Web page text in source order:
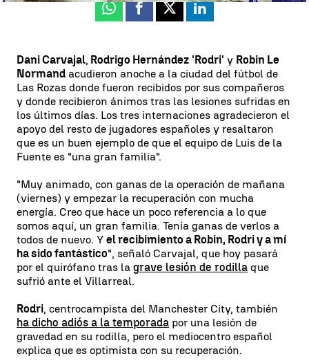
Whatsapp
Facebook
X Linkedin
Dani Carvajal, Rodrigo Hernández 'Rodri' y Robin Le
Normand acudieron anoche a la ciudad del fútbol de
Las Rozas donde fueron recibidos por sus compañeros
y donde recibieron ánimos tras las lesiones sufridas en
los últimos días. Los tres internaciones agradecieron el
apoyo del resto de jugadores españoles y resaltaron
que es un buen ejemplo de que el equipo de Luis de la
Fuente es "una gran familia".
"Muy animado, con ganas de la operación de mañana
(viernes) y empezar la recuperación con mucha
energía. Creo que hace un poco referencia a lo que
somos aquí, un gran familia. Tenía ganas de verlos a
todos de nuevo. Y el recibimiento a Robin, Rodri y a mí
ha sido fantástico", señaló Carvajal, que hoy pasará
por el quirófano tras la grave lesión de rodilla que
sufrió ante el Villarreal.
Rodri, centrocampista del Manchester City, también
ha dicho adiós a la temporada por una lesión de
gravedad en su rodilla, pero el mediocentro español
explica que es optimista con su recuperación.